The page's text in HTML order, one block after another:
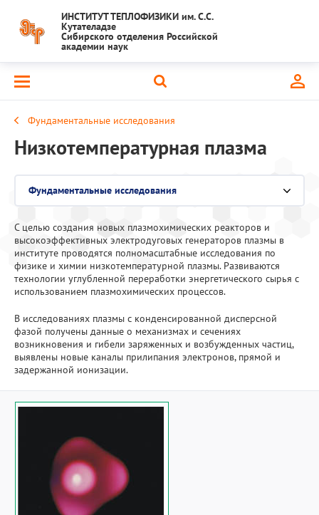
ИНСТИТУТ ТЕПЛОФИЗИКИ им. С.С.
Кутателадзе
Сибирского отделения Российской
академии наук
Фундаментальные исследования
Низкотемпературная плазма
Национальный проект "Наука и университеты"
Крупный научный проект
Важнейшие результаты
Фундаментальные исследования
Прикладные разработки
Уникальные стенды и установки
Полезные ссылки
Выберите раздел
С целью создания новых плазмохимических реакторов и
высокоэффективных электродуговых генераторов плазмы в
институте проводятся полномасштабные исследования по
физике и химии низкотемпературной плазмы. Развиваются
технологии углубленной переработки энергетического сырья с
использованием плазмохимических процессов.
В исследованиях плазмы с конденсированной дисперсной
фазой получены данные о механизмах и сечениях
возникновения и гибели заряженных и возбужденных частиц,
выявлены новые каналы прилипания электронов, прямой и
задержанной ионизации.